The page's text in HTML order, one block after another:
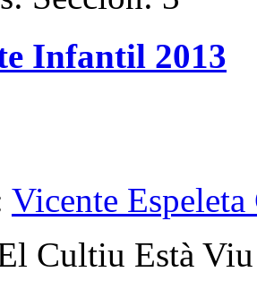
Infantil 2013
Vicente Espeleta
Cultiu Està Viu